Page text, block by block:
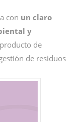
con un claro
y
de
de residuos